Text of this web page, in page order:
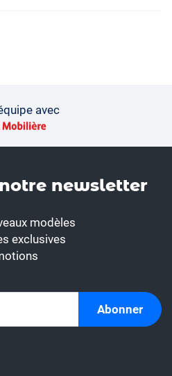
avec
news­letter
modèles
exclusives
Abonner